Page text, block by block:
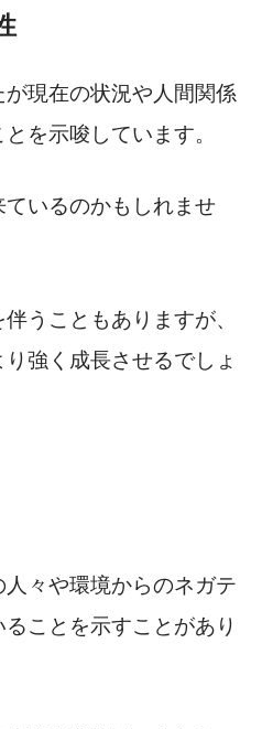
が現在の状況や人間関係
を示唆しています。
いるのかもしれませ
うこともありますが、
強く成長させるでしょ
人々や環境からのネガテ
ことを示すことがあり